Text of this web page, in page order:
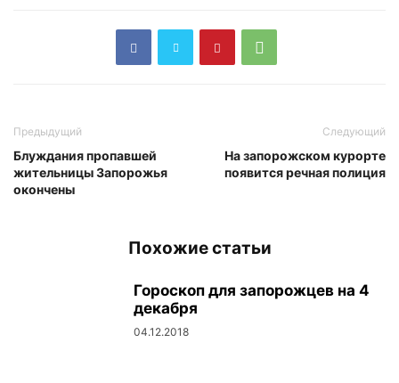
Предыдущий
Блуждания пропавшей
жительницы Запорожья
окончены
Следующий
На запорожском курорте
появится речная полиция
Похожие статьи
Гороскоп для запорожцев на 4
декабря
04.12.2018